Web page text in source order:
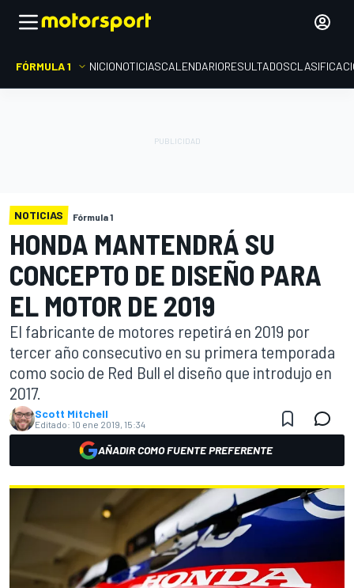
FÓRMULA 1 INICIONOTICIASCALENDARIORESULTADOS
NOTICIAS Fórmula 1
HONDA MANTENDRÁ SU
CONCEPTO DE DISEÑO PARA
EL MOTOR DE 2019
El fabricante de motores repetirá en 2019 por
tercer año consecutivo en su primera temporada
como socio de Red Bull el diseño que introdujo en
2017.
Scott Mitchell
Editado: 10 ene 2019, 15:34
AÑADIR COMO FUENTE PREFERENTE